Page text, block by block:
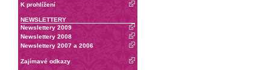
K prohlížení
NEWSLETTERY
Newslettery 2009
Newslettery 2008
Newslettery 2007 a 2006
Zajímavé odkazy